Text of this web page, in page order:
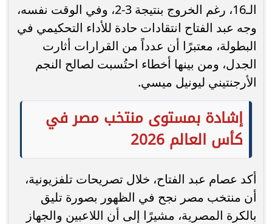
الـ16، رغم الخروج بنتيجة 3-2، وفي الوقت نفسه،
وجه عبد الفتاح انتقادات حادة للأداء التحكيمي في
البطولة، معتبرًا أن عدداً من القرارات أثارت
الجدل، ومن بينها أخطاء احتُسبت لصالح النجم
الأرجنتيني ليونيل ميسي.
إشادة بمستوى منتخب مصر في
كأس العالم 2026
أكد عصام عبد الفتاح، خلال تصريحات تلفزيونية،
أن منتخب مصر نجح في الظهور بصورة تليق
بالكرة المصرية، مشيرًا إلى أن اللاعبين والجهاز